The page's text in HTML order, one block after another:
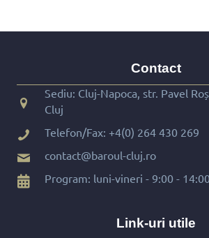
Contact
Sediu: Cluj-Napoca, str. Pavel
Cluj
Telefon/Fax: +4(0) 264 430 269
contact@baroul-cluj.ro
Program: luni-vineri - 9:00 -
Link-uri utile